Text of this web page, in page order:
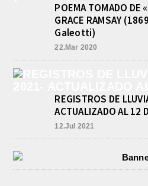
POEMA TOMADO DE
GRACE RAMSAY
Galeotti)
22.Mar 2020
REGISTROS DE
ACTUALIZADO AL 12
12.Jul 2021